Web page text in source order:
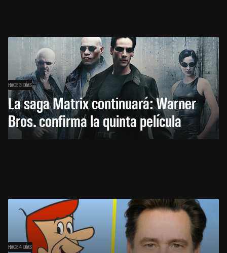
HACE 3 DÍAS
La saga Matrix continuará: Warner
Bros. confirma la quinta película
HACE 4 DÍAS